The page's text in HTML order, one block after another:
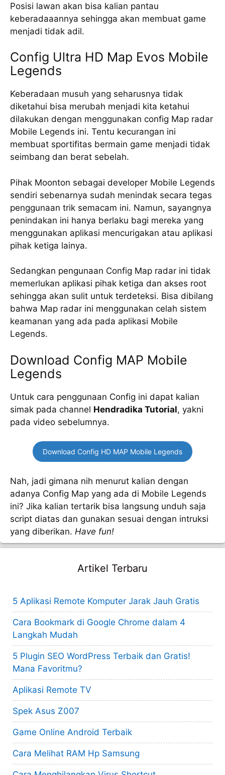
Posisi lawan akan bisa kalian pantau
keberadaaannya sehingga akan membuat game
menjadi tidak adil.
Config Ultra HD Map Evos Mobile
Legends
Keberadaan musuh yang seharusnya tidak
diketahui bisa merubah menjadi kita ketahui
dilakukan dengan menggunakan config Map radar
Mobile Legends ini. Tentu kecurangan ini
membuat sportifitas bermain game menjadi tidak
seimbang dan berat sebelah.
Pihak Moonton sebagai developer Mobile Legends
sendiri sebenarnya sudah menindak secara tegas
penggunaan trik semacam ini. Namun, sayangnya
penindakan ini hanya berlaku bagi mereka yang
menggunakan aplikasi mencurigakan atau aplikasi
pihak ketiga lainya.
Sedangkan pengunaan Config Map radar ini tidak
memerlukan aplikasi pihak ketiga dan akses root
sehingga akan sulit untuk terdeteksi. Bisa dibilang
bahwa Map radar ini menggunakan celah sistem
keamanan yang ada pada aplikasi Mobile
Legends.
Download Config MAP Mobile
Legends
Untuk cara penggunaan Config ini dapat kalian
simak pada channel Hendradika Tutorial, yakni
pada video sebelumnya.
Download Config HD MAP Mobile Legends
Nah, jadi gimana nih menurut kalian dengan
adanya Config Map yang ada di Mobile Legends
ini? Jika kalian tertarik bisa langsung unduh saja
script diatas dan gunakan sesuai dengan intruksi
yang diberikan. Have fun!
Artikel Terbaru
5 Aplikasi Remote Komputer Jarak Jauh Gratis
Cara Bookmark di Google Chrome dalam 4
Langkah Mudah
5 Plugin SEO WordPress Terbaik dan Gratis!
Mana Favoritmu?
Aplikasi Remote TV
Spek Asus Z007
Game Online Android Terbaik
Cara Melihat RAM Hp Samsung